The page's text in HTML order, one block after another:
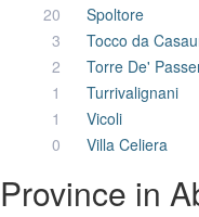
20
Spoltore
3
Tocco da
2
Torre De'
1
Turrivalignani
1
Vicoli
0
Villa Celiera
Province in